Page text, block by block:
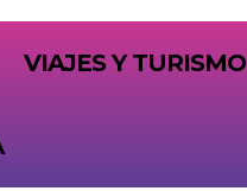
VIAJES Y TURISMO